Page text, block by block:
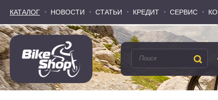
КАТАЛОГ НОВОСТИ СТАТЬИ КРЕДИТ СЕРВИС
КАТАЛОГ НОВОСТИ СТАТЬИ КРЕДИТ СЕРВИС